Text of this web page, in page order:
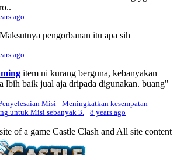
ago
Maksutnya pengorbanan itu apa sih
ago
item ni kurang berguna, kebanyakan
lbih baik jual aja dripada digunakan. buang"
Misi - Meningkatkan kesempatan
untuk Misi sebanyak 3. · 8 years ago
of a game Castle Clash and All site content